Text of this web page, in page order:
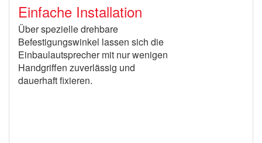
Einfache Installation
Über spezielle drehbare
Befestigungswinkel lassen sich die
Einbaulautsprecher mit nur wenigen
Handgriffen zuverlässig und
dauerhaft fixieren.